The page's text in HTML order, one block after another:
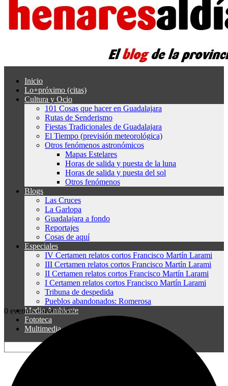
Inicio
Lo+próximo (citas)
Cultura y Ocio
101 Cosas que hacer en Guadalajara
Rutas de Senderismo
Fiestas Tradicionales de Guadalajara
El Tiempo (previsión meteorológica)
Otros fenómenos astronómicos
Mapas Estelares
Horas de salida y puesta de la luna
Horas de salida y puesta del sol
Otros fenómenos
Blogs
Las Cruces
La Garlopa
Guadalajara a fondo
Reportajes
Cosas de aquí
Especiales
IV Certamen relatos cortos Francisco Martín Larami
III Certamen relatos cortos Francisco Martín Larami
II Certamen relatos cortos Francisco Martín Larami
I Certamen relatos cortos Francisco Martín Larami
Tribuna de despedida
Pueblos abandonados: Romerosa
Medio Ambiente
Fototeca
Multimedia
0 eventos encontrados.